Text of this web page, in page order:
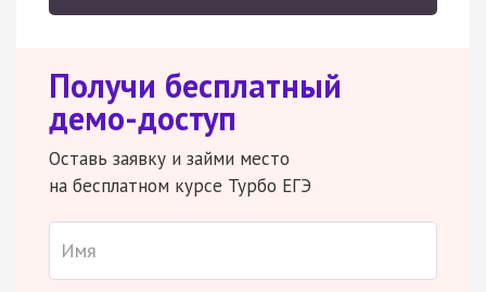
Получи бесплатный
демо-доступ
Оставь заявку и займи место
на бесплатном курсе Турбо ЕГЭ